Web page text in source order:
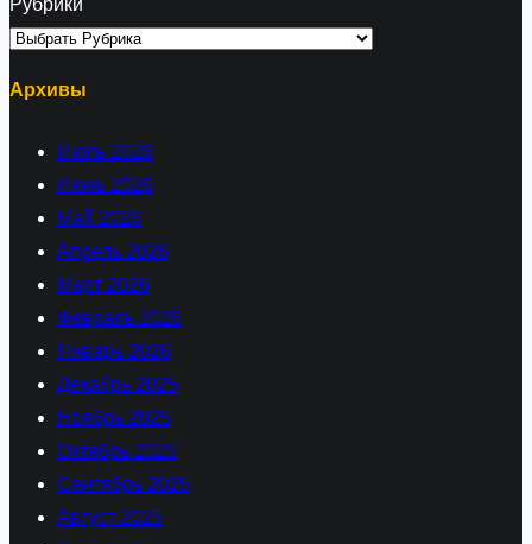
Рубрики
Архивы
Июль 2026
Июнь 2026
Май 2026
Апрель 2026
Март 2026
Февраль 2026
Январь 2026
Декабрь 2025
Ноябрь 2025
Октябрь 2025
Сентябрь 2025
Август 2025